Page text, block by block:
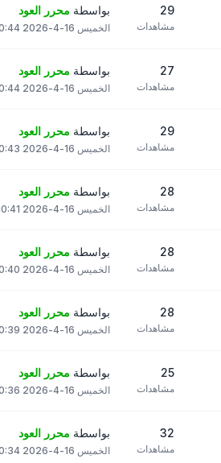
29
مشاهدات
بواسطة محرر العود
الخميس 16-4-2026 10:44 am
27
مشاهدات
بواسطة محرر العود
الخميس 16-4-2026 10:44 am
29
مشاهدات
بواسطة محرر العود
الخميس 16-4-2026 10:43 am
28
مشاهدات
بواسطة محرر العود
الخميس 16-4-2026 10:41 am
28
مشاهدات
بواسطة محرر العود
الخميس 16-4-2026 10:40 am
28
مشاهدات
بواسطة محرر العود
الخميس 16-4-2026 10:39 am
25
مشاهدات
بواسطة محرر العود
الخميس 16-4-2026 10:36 am
32
مشاهدات
بواسطة محرر العود
الخميس 16-4-2026 10:34 am